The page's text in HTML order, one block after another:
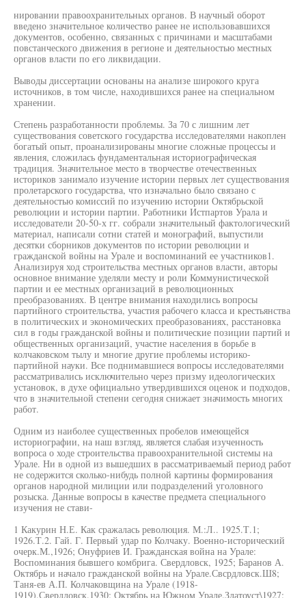
нировании правоохранительных органов. В научный оборот
введено значительное количество ранее не использовавшихся
документов, особенно, связанных с причинами и масштабами
повстанческого движения в регионе и деятельностью местных
органов власти по его ликвидации.
Выводы диссертации основаны на анализе широкого круга
источников, в том числе, находившихся ранее на специальном
хранении.
Степень разработанности проблемы. За 70 с лишним лет
существования советского государства исследователями накоплен
богатый опыт, проанализированы многие сложные процессы и
явления, сложилась фундаментальная историографическая
традиция. Значительное место в творчестве отечественных
историков занимало изучение истории первых лет существования
пролетарского государства, что изначально было связано с
деятельностью комиссий по изучению истории Октябрьской
революции и истории партии. Работники Истпартов Урала и
исследователи 20-50-х гг. собрали значительный фактологический
материал, написали сотни статей и монографий, выпустили
десятки сборников документов по истории революции и
гражданской войны на Урале и воспоминаний ее участников1.
Анализируя ход строительства местных органов власти, авторы
основное внимание уделяли месту и роли Коммунистической
партии и ее местных организаций в революционных
преобразованиях. В центре внимания находились вопросы
партийного строительства, участия рабочего класса и крестьянства
в политических и экономических преобразованиях, расстановка
сил в годы гражданской войны и политические позиции партий и
общественных организаций, участие населения в борьбе в
колчаковском тылу и многие другие проблемы историко-
партийной науки. Все поднимавшиеся вопросы исследователями
рассматривались исключительно через призму идеологических
установок, в духе официально утвердившихся оценок и подходов,
что в значительной степени сегодня снижает значимость многих
работ.
Одним из наиболее существенных пробелов имеющейся
историографии, на наш взгляд, является слабая изученность
вопроса о ходе строительства правоохранительной системы на
Урале. Ни в одной из вышедших в рассматриваемый период работ
не содержится сколько-нибудь полной картины формирования
органов народной милиции или подразделений уголовного
розыска. Данные вопросы в качестве предмета специального
изучения не стави-
1 Какурин Н.Е. Как сражалась революция. М.:Л.. 1925.Т.1;
1926.Т.2. Гай. Г. Первый удар по Колчаку. Военно-исторический
очерк.М.,1926; Онуфриев И. Гражданская война на Урале:
Воспоминания бывшего комбрига. Свердловск, 1925; Баранов А.
Октябрь и начало гражданской войны на Урале.Свсрдловск.Ш8;
Таня-ев А.П. Колчаковщина на Урале (1918-
1919).Свердловск.1930; Октябрь на Южном Урале.Златоуст\1927: